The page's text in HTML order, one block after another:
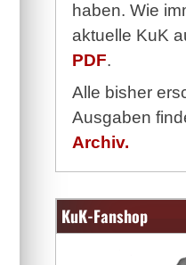
haben. Wie
aktuelle KuK
PDF.
Alle bisher
Ausgaben
Archiv.
KuK-Fanshop